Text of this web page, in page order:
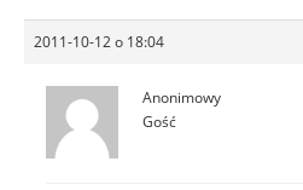
2011-10-12 o 18:04
Anonimowy
Gość